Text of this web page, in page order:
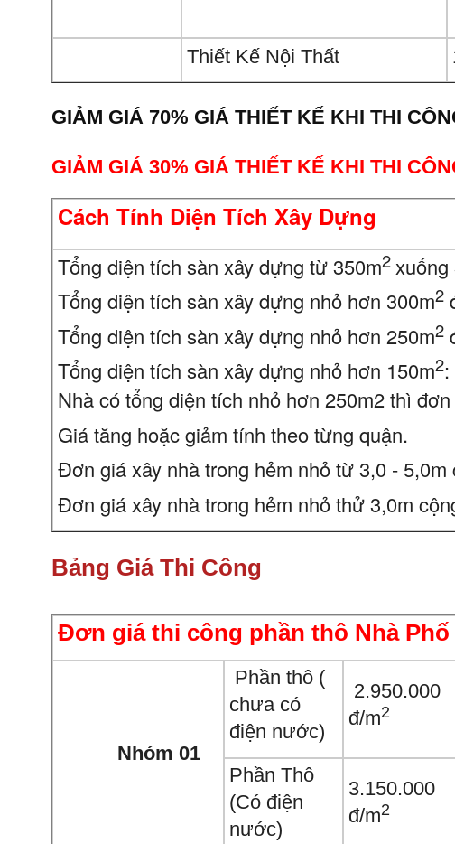
Thiết Kế Nội Thất
GIẢM GIÁ 70% GIÁ THIẾT KẾ KHI THI
GIẢM GIÁ 30% GIÁ THIẾT KẾ KHI THI
Cách Tính Diện Tích Xây Dựng
Tổng diện tích sàn xây dựng từ 350m2xuống
Tổng diện tích sàn xây dựng nhỏ hơn 300m2
Tổng diện tích sàn xây dựng nhỏ hơn 250m2
Tổng diện tích sàn xây dựng nhỏ hơn 150m2
Nhà có tổng diện tích nhỏ hơn 250m2 thì
Giá tăng hoặc giảm tính theo từng quận.
Đơn giá xây nhà trong hẻm nhỏ từ 3,0 -
Đơn giá xây nhà trong hẻm nhỏ thử 3,0m
Bảng Giá Thi Công
Đơn giá thi công phần thô Nhà Phố
Nhóm 01
Phần thô (
chưa có
điện nước)
2.950.000
đ/m2
Phần Thô
(Có điện
nước)
3.150.000
đ/m2